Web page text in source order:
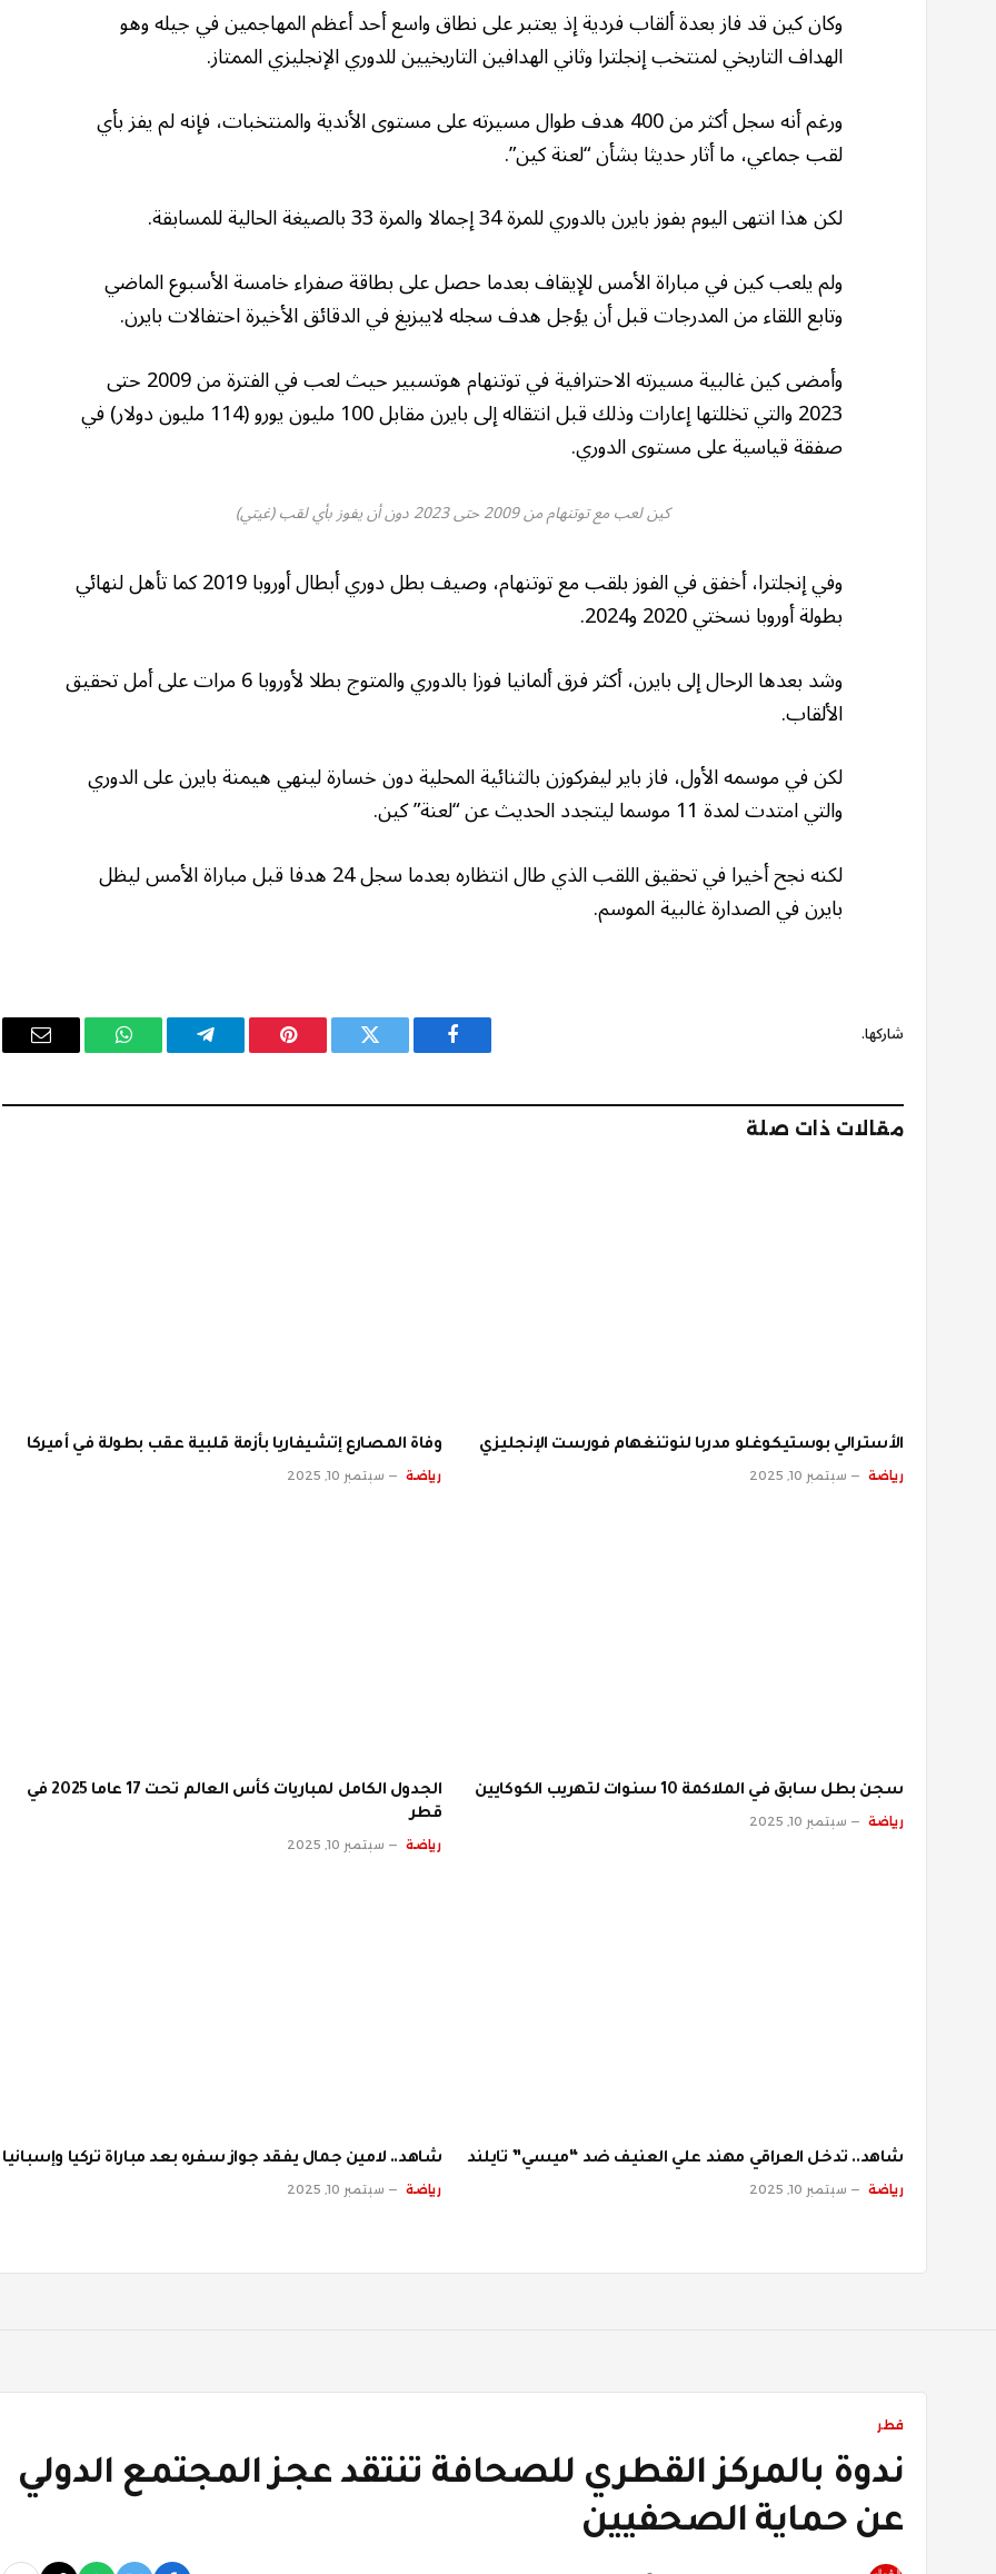
وكان كين قد فاز بعدة ألقاب فردية إذ يعتبر على نطاق واسع أحد أعظم المهاجمين في جيله وهو
الهداف التاريخي لمنتخب إنجلترا وثاني الهدافين التاريخيين للدوري الإنجليزي الممتاز.
ورغم أنه سجل أكثر من 400 هدف طوال مسيرته على مستوى الأندية والمنتخبات، فإنه لم يفز بأي
لقب جماعي، ما أثار حديثا بشأن “لعنة كين”.
لكن هذا انتهى اليوم بفوز بايرن بالدوري للمرة 34 إجمالا والمرة 33 بالصيغة الحالية للمسابقة.
ولم يلعب كين في مباراة الأمس للإيقاف بعدما حصل على بطاقة صفراء خامسة الأسبوع الماضي
وتابع اللقاء من المدرجات قبل أن يؤجل هدف سجله لايبزيغ في الدقائق الأخيرة احتفالات بايرن.
وأمضى كين غالبية مسيرته الاحترافية في توتنهام هوتسبير حيث لعب في الفترة من 2009 حتى
2023 والتي تخللتها إعارات وذلك قبل انتقاله إلى بايرن مقابل 100 مليون يورو (114 مليون دولار) في
صفقة قياسية على مستوى الدوري.
كين لعب مع توتنهام من 2009 حتى 2023 دون أن يفوز بأي لقب (غيتي)
وفي إنجلترا، أخفق في الفوز بلقب مع توتنهام، وصيف بطل دوري أبطال أوروبا 2019 كما تأهل لنهائي
بطولة أوروبا نسختي 2020 و2024.
وشد بعدها الرحال إلى بايرن، أكثر فرق ألمانيا فوزا بالدوري والمتوج بطلا لأوروبا 6 مرات على أمل تحقيق
الألقاب.
لكن في موسمه الأول، فاز باير ليفركوزن بالثنائية المحلية دون خسارة لينهي هيمنة بايرن على الدوري
والتي امتدت لمدة 11 موسما ليتجدد الحديث عن “لعنة” كين.
لكنه نجح أخيرا في تحقيق اللقب الذي طال انتظاره بعدما سجل 24 هدفا قبل مباراة الأمس ليظل
بايرن في الصدارة غالبية الموسم.
شاركها.
فيسبوك تويتر بينتيريستتيلقرام واتساب
البريد
مقالات ذات صلة
الأسترالي بوستيكوغلو مدربا لنوتنغهام فورست الإنجليزي
رياضة سبتمبر 10, 2025
وفاة المصارع إتشيفاريا بأزمة قلبية عقب بطولة في أميركا
رياضة سبتمبر 10, 2025
سجن بطل سابق في الملاكمة 10 سنوات لتهريب الكوكايين
رياضة سبتمبر 10, 2025
الجدول الكامل لمباريات كأس العالم تحت 17 عاما 2025 في
قطر
رياضة سبتمبر 10, 2025
شاهد.. تدخل العراقي مهند علي العنيف ضد “ميسي” تايلند
رياضة سبتمبر 10, 2025
شاهد.. لامين جمال يفقد جواز سفره بعد مباراة تركيا وإسبانيا
رياضة سبتمبر 10, 2025
قطر
ندوة بالمركز القطري للصحافة تنتقد عجز المجتمع الدولي
عن حماية الصحفيين